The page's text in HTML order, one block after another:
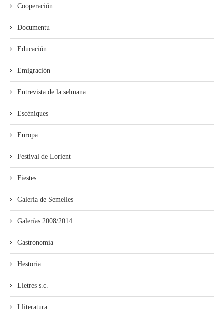
Cooperación
Documentu
Educación
Emigración
Entrevista de la selmana
Escéniques
Europa
Festival de Lorient
Fiestes
Galería de Semelles
Galerías 2008/2014
Gastronomía
Hestoria
Lletres s.c.
Lliteratura